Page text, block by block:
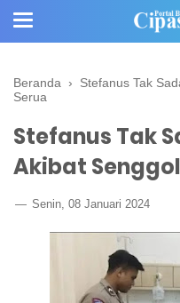
Beranda › Stefanus Tak
Serua
Stefanus Tak
Akibat
Senin, 08 Januari 2024